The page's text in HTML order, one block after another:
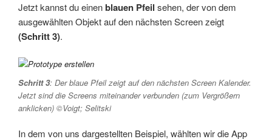
Jetzt kannst du einenblauen Pfeil sehen, der von dem
ausgewählten Objekt auf den nächsten Screen zeigt
(Schritt 3).
Schritt 3: Der blaue Pfeil zeigt auf den nächsten Screen Kalender.
Jetzt sind die Screens miteinander verbunden (zum Vergrößern
anklicken) ©Voigt; Selitski
In dem von uns dargestellten Beispiel, wählten wir die App